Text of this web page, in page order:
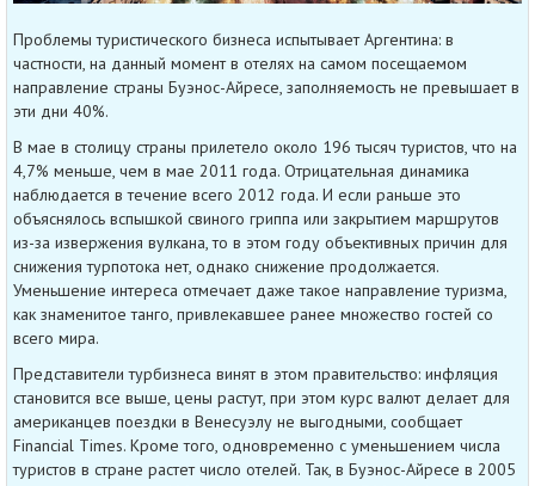
Проблемы туристического бизнеса испытывает Аргентина: в
частности, на данный момент в отелях на самом посещаемом
направление страны Буэнос-Айресе, заполняемость не превышает в
эти дни 40%.
В мае в столицу страны прилетело около 196 тысяч туристов, что на
4,7% меньше, чем в мае 2011 года. Отрицательная динамика
наблюдается в течение всего 2012 года. И если раньше это
объяснялось вспышкой свиного гриппа или закрытием маршрутов
из-за извержения вулкана, то в этом году объективных причин для
снижения турпотока нет, однако снижение продолжается.
Уменьшение интереса отмечает даже такое направление туризма,
как знаменитое танго, привлекавшее ранее множество гостей со
всего мира.
Представители турбизнеса винят в этом правительство: инфляция
становится все выше, цены растут, при этом курс валют делает для
американцев поездки в Венесуэлу не выгодными, сообщает
Financial Times. Кроме того, одновременно с уменьшением числа
туристов в стране растет число отелей. Так, в Буэнос-Айресе в 2005